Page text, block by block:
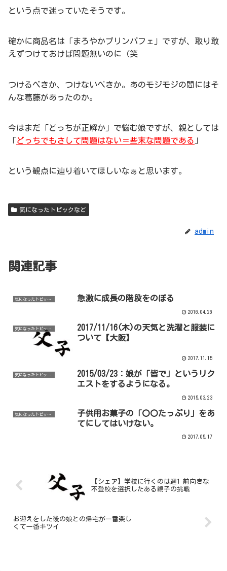
という点で迷っていたそうです。
確かに商品名は「まろやかプリンパフェ」ですが、取り敢
えずつけておけば問題無いのに（笑
つけるべきか、つけないべきか。あのモジモジの間にはそ
んな葛藤があったのか。
今はまだ「どっちが正解か」で悩む娘ですが、親としては
「どっちでもさして問題はない＝些末な問題である 」
という観点に辿り着いてほしいなぁと思います。
気になったトピックなど
admin
関連記事
気になったトピックなど 急激に成長の階段をのぼる
2016.04.26
気になったトピックなど
2017/11/16(木)の天気と洗濯と服装に
ついて【大阪】
2017.11.15
気になったトピックなど
2015/03/23：娘が「皆で」というリク
エストをするようになる。
2015.03.23
気になったトピックなど
子供用お菓子の「〇〇たっぷり」をあ
てにしてはいけない。
2017.05.17
【シェア】学校に行くのは週1 前向きな
不登校を選択したある親子の挑戦
お迎えをした後の娘との帰宅が一番楽し
くて一番キツイ